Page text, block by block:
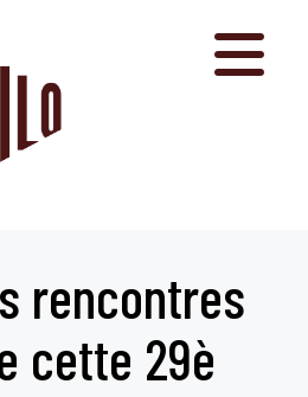
rencontres
cette 29è